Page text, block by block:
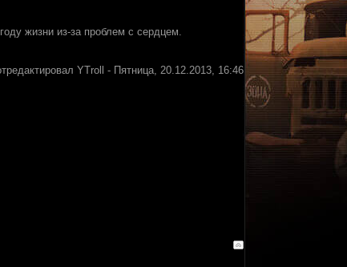
жизни из-за проблем с сердцем.
YTroll - Пятница, 20.12.2013, 16:46